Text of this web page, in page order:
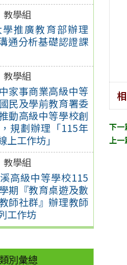
教學組
推廣教育部辦理
通分析基礎認證課
教學組
家事商業高級中等
民及學前教育署委
動高級中等學校創
規劃辦理「115年
上工作坊」
教學組
高級中等學校115
期『教育桌遊及數
師社群』辦理教師
工作坊
別彙總